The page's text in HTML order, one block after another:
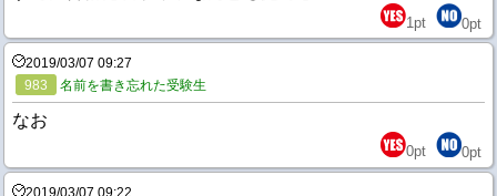
1pt 0pt
2019/03/07 09:27
983
名前を書き忘れた受験生
なお
0pt 0pt
2019/03/07 09:22